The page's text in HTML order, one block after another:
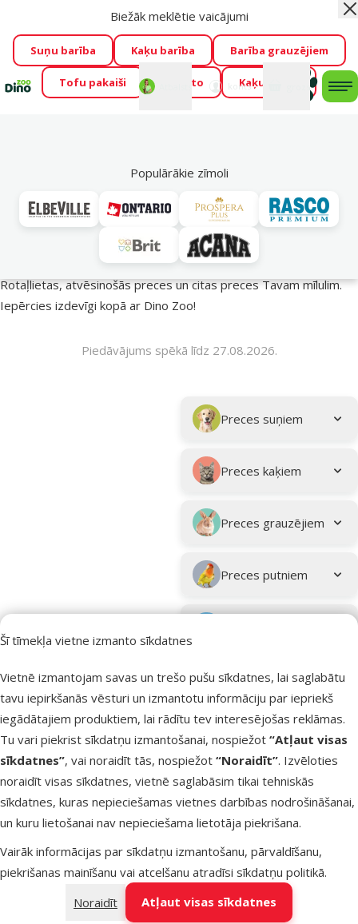
Visu mēnesi Dino Zoo piedāvā lieliskas cenas mīluļu TOP
barībām! 🍖→Skatīt piedāvājumu!
Fotokonkurss “GADA ŪSAIŅI”!
Varbūt tieši Tavs mīlulis
būs 2027. gada zvaigzne
→Piedalīties
Šī tīmekļa vietne izmanto sīkdatnes
Vietnē izmantojam savas un trešo pušu sīkdatnes, lai saglabātu
tavu iepirkšanās vēsturi un izmantotu informāciju par iepriekš
iegādātajiem produktiem, lai rādītu tev interesējošas reklāmas.
Tu vari piekrist sīkdatņu izmantošanai, nospiežot “Atļaut visas
sīkdatnes”, vai noraidīt tās, nospiežot “Noraidīt”. Izvēloties
noraidīt visas sīkdatnes, vietnē saglabāsim tikai tehniskās
sīkdatnes, kuras nepieciešamas vietnes darbības nodrošināšanai,
un kuru lietošanai nav nepieciešama lietotāja piekrišana.
Vairāk informācijas par sīkdatņu izmantošanu, pārvaldīšanu,
piekrišanas mainīšanu vai atcelšanu atradīsi sīkdatņu politikā.
Noraidīt
Atļaut visas sīkdatnes
Mans
konts
Biežāk meklētie vaicājumi
Suņu barība Kaķu barība Barība grauzējiem
Tofu pakaiši Foresto Kaķu mājas
Populārākie zīmoli
Vasara turpinās – atlaides katrai gaumei!
Rotaļlietas, atvēsinošās preces un citas preces Tavam mīlulim.
Iepērcies izdevīgi kopā ar Dino Zoo!
Piedāvājums spēkā līdz 27.08.2026.
Apakškategorija
Preces suņiem
Preces kaķiem
Preces grauzējiem
Preces putniem
Preces
eksotiskajiem
Filtrs
Kampaņa: Vasara
turpinās – atlaides katrai
gaumei!
Kārtot pēc
Produkti nav atrasti